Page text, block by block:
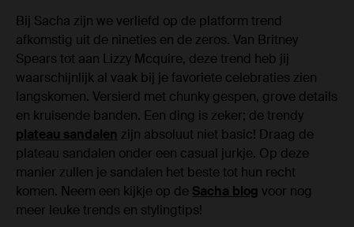
Bij Sacha zijn we verliefd op de platform trend
afkomstig uit de nineties en de zeros. Van Britney
Spears tot aan Lizzy Mcquire, deze trend heb jij
waarschijnlijk al vaak bij je favoriete celebraties zien
langskomen. Versierd met chunky gespen, grove details
en kruisende banden. Een ding is zeker; de trendy
plateau sandalen zijn absoluut niet basic! Draag de
plateau sandalen onder een casual jurkje. Op deze
manier zullen je sandalen het beste tot hun recht
komen. Neem een kijkje op de Sacha blog voor nog
meer leuke trends en stylingtips!